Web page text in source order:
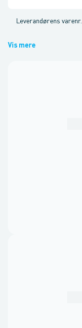
Leverandørens varenr.
Vis mere